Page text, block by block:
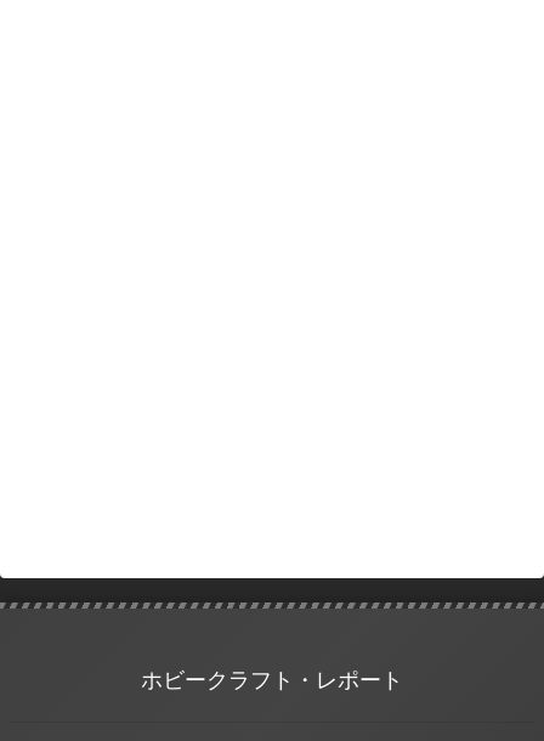
ホビークラフト・レポート